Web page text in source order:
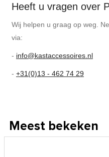
Heeft u vragen over
Wij helpen u graag op weg.
via:
- info@kastaccessoires.nl
- +31(0)13 - 462 74 29
Meest bekeken